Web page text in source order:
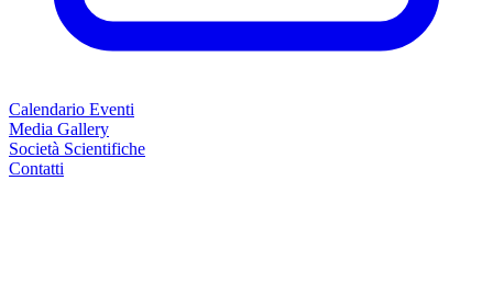
Calendario Eventi
Media Gallery
Società Scientifiche
Contatti